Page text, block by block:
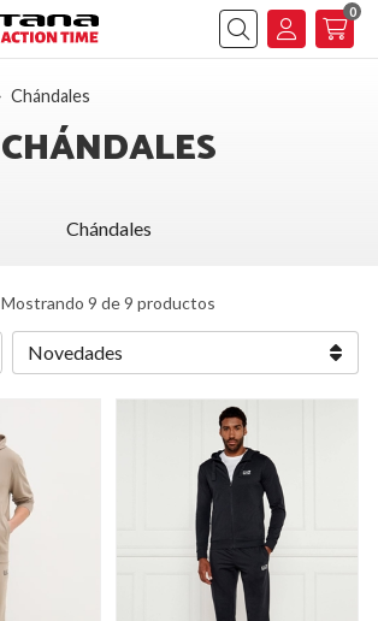
Buscar
0
Chándales
CHÁNDALES
Chándales
Mostrando 9 de 9 productos